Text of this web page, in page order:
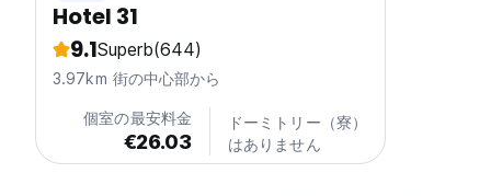
Hotel 31
9.1Superb(644)
3.97km 街の中心部から
個室の最安料金
€26.03
ドーミトリー（寮）
はありません